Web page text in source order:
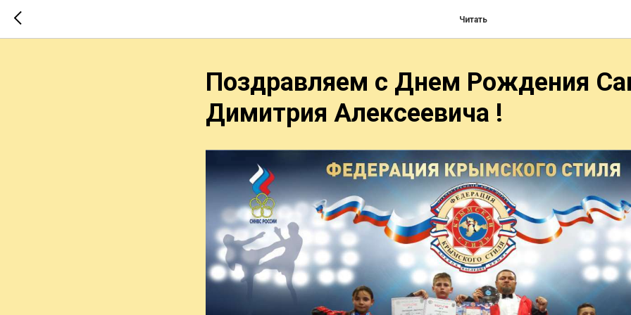
Читать
Поздравляем с Днем Рождения
Димитрия Алексеевича !